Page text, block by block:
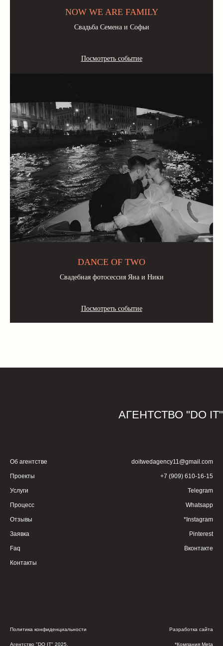
NOW WE ARE FAMILY
Свадьба Семена и Софьи
Посмотреть событие
DANCE OF TWO
Свадебная фотосессия Яна и Ники
Посмотреть событие
АГЕНТСТВО "DO IT"
Об агентстве
Проекты
Услуги
Процесс
Faq
Заявка
Отзывы
Контакты
Агентство "DO IT" 2025.
Политика конфиденциальности Разработка сайта
*Компания Meta
*Instagram
Pinterest
Вконтакте
Whatsapp
Telegram
+7 (909) 610-16-15
doitwedagency11@gmail.com